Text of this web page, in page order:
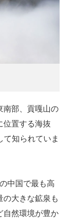
南部、貢嘎山の
位置する海抜
て知られていま
中国で最も高
の大きな鉱泉も
自然環境が豊か